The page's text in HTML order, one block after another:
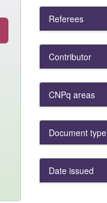
Referees
Contributor
CNPq areas
Document type
Date issued